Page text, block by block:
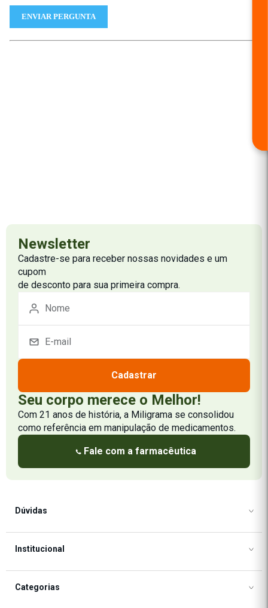
ENVIAR PERGUNTA
Newsletter
Cadastre-se para receber nossas novidades e um
cupom
de desconto para sua primeira compra.
Cadastrar
Seu corpo merece o Melhor!
Com 21 anos de história, a Miligrama se consolidou
como referência em manipulação de medicamentos.
Fale com a farmacêutica
Dúvidas
Política de Privacidade
Institucional
Categorias